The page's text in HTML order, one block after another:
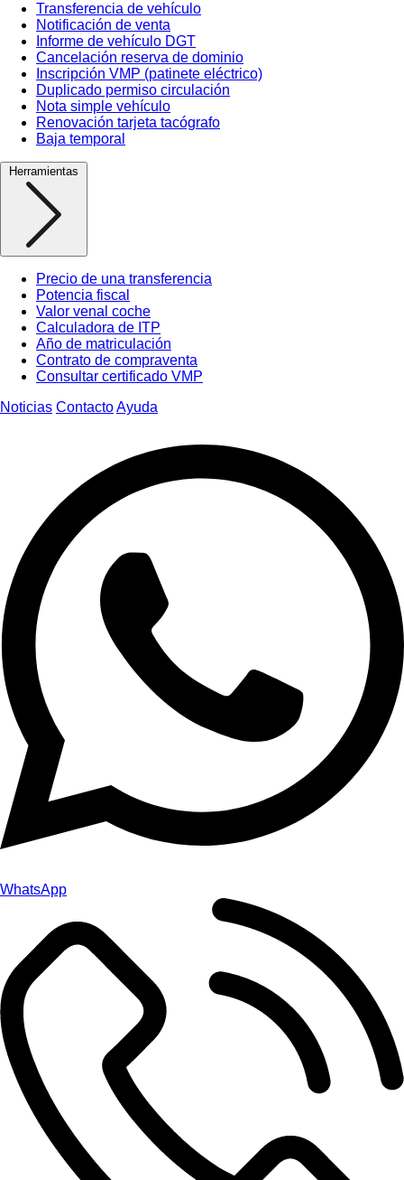
Transferencia de vehículo
Notificación de venta
Informe de vehículo DGT
Cancelación reserva de dominio
Inscripción VMP (patinete eléctrico)
Duplicado permiso circulación
Nota simple vehículo
Renovación tarjeta tacógrafo
Baja temporal
Herramientas
Precio de una transferencia
Potencia fiscal
Valor venal coche
Calculadora de ITP
Año de matriculación
Contrato de compraventa
Consultar certificado VMP
Noticias ContactoAyuda
WhatsApp